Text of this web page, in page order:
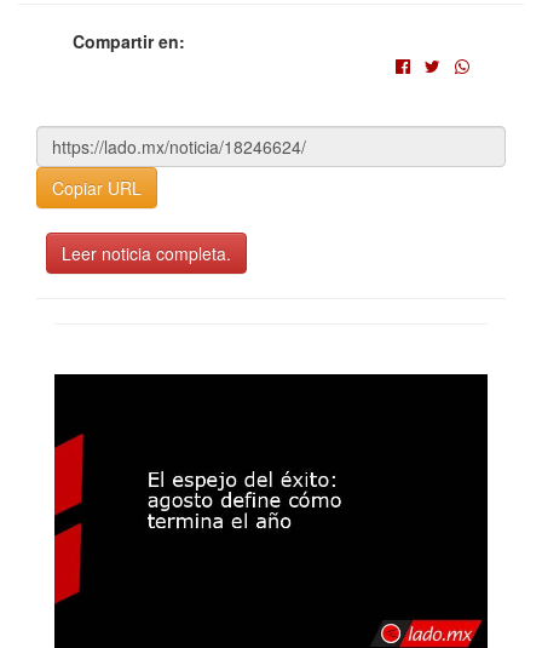
Compartir en:
Copiar URL
Leer noticia completa.